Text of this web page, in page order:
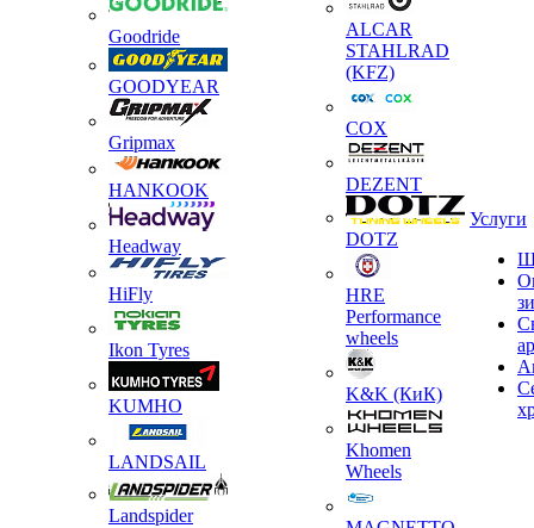
Goodride
GOODYEAR
Gripmax
HANKOOK
Headway
HiFly
Ikon Tyres
KUMHO
LANDSAIL
Landspider
ALCAR
STAHLRAD
(KFZ)
COX
DEZENT
DOTZ
HRE
Performance
wheels
K&K (КиК)
Khomen
Wheels
Услуги